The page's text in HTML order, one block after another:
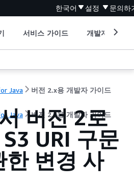
한국어 설정 문의하
서비스 가이드 개발자 도구
Java 버전 2.x용 개발자 가이드
Java 버전 2.x용 개발자 가이드
버전 2로
URI 구문
한 변경 사